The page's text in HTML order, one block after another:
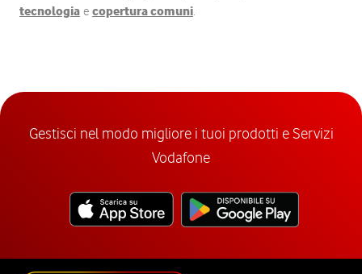
tecnologia e copertura comuni.
Gestisci nel modo migliore i tuoi prodotti e Servizi
Vodafone